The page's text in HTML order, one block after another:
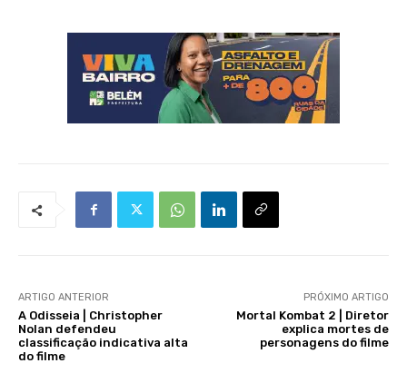
ARTIGO ANTERIOR
A Odisseia | Christopher
Nolan defendeu
classificação indicativa alta
do filme
PRÓXIMO ARTIGO
Mortal Kombat 2 | Diretor
explica mortes de
personagens do filme